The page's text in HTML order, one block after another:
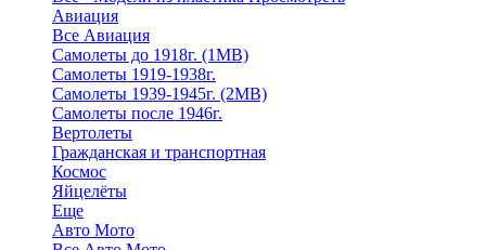
Авиация
Все Авиация
Самолеты до 1918г. (1МВ)
Самолеты 1919-1938г.
Самолеты 1939-1945г. (2МВ)
Самолеты после 1946г.
Вертолеты
Гражданская и транспортная
Космос
Яйцелёты
Еще
Авто Мото